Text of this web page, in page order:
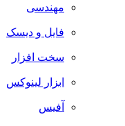
مهندسی
فایل و دیسک
سخت افزار
ابزار لینوکس
آفیس